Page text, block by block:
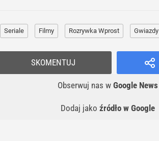
Seriale Filmy Rozrywka Wprost Gwiazdy
Obserwuj nas w Google News
Dodaj jako źródło w Google
SKOMENTUJ